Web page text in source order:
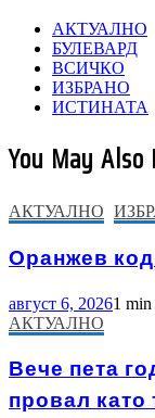
АКТУАЛНО
БУЛЕВАРД
ВСИЧКО
ИЗБРАНО
ИСТИНАТА
You May Also
АКТУАЛНО
Оранжев код
август 6, 20261 min
АКТУАЛНО
Вече пета
провал като